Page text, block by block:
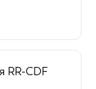
RR-CDF